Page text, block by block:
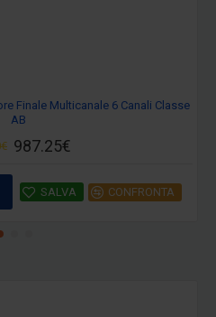
Finale Multicanale 6 Canali Classe
AB
987.25€
SALVA CONFRONTA